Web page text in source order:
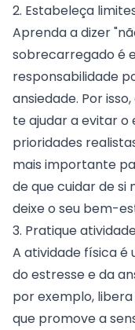
2. Estabeleça
Aprenda a dizer
sobrecarregado é
responsabilidade
ansiedade. Por
te ajudar a evitar
prioridades
mais importante
de que cuidar de si
deixe o seu bem-
3. Pratique
A atividade física é
do estresse e da
por exemplo,
que promove a